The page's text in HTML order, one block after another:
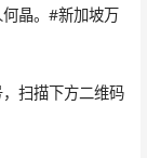
晶。#新加坡万
扫描下方二维码